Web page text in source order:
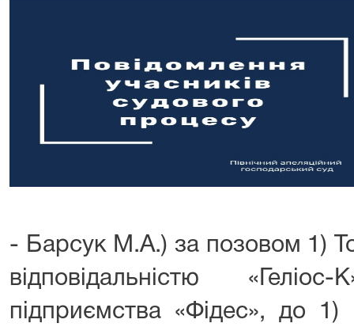
- Барсук М.А.) за позовом 1)
відповідальністю
підприємства «Фідес», до 1)